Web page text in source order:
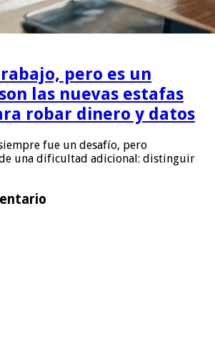
pero es un
las nuevas estafas
robar dinero y datos
fue un desafío, pero
una dificultad adicional: distinguir